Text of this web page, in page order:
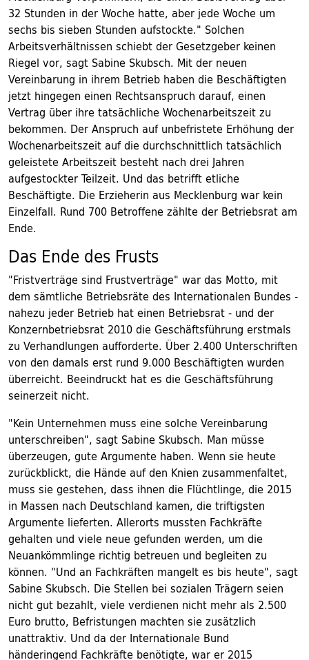
32 Stunden in der Woche hatte, aber jede Woche um
sechs bis sieben Stunden aufstockte." Solchen
Arbeitsverhältnissen schiebt der Gesetzgeber keinen
Riegel vor, sagt Sabine Skubsch. Mit der neuen
Vereinbarung in ihrem Betrieb haben die Beschäftigten
jetzt hingegen einen Rechtsanspruch darauf, einen
Vertrag über ihre tatsächliche Wochenarbeitszeit zu
bekommen. Der Anspruch auf unbefristete Erhöhung der
Wochenarbeitszeit auf die durchschnittlich tatsächlich
geleistete Arbeitszeit besteht nach drei Jahren
aufgestockter Teilzeit. Und das betrifft etliche
Beschäftigte. Die Erzieherin aus Mecklenburg war kein
Einzelfall. Rund 700 Betroffene zählte der Betriebsrat am
Ende.
Das Ende des Frusts
"Fristverträge sind Frustverträge" war das Motto, mit
dem sämtliche Betriebsräte des Internationalen Bundes -
nahezu jeder Betrieb hat einen Betriebsrat - und der
Konzernbetriebsrat 2010 die Geschäftsführung erstmals
zu Verhandlungen aufforderte. Über 2.400 Unterschriften
von den damals erst rund 9.000 Beschäftigten wurden
überreicht. Beeindruckt hat es die Geschäftsführung
seinerzeit nicht.
"Kein Unternehmen muss eine solche Vereinbarung
unterschreiben", sagt Sabine Skubsch. Man müsse
überzeugen, gute Argumente haben. Wenn sie heute
zurückblickt, die Hände auf den Knien zusammenfaltet,
muss sie gestehen, dass ihnen die Flüchtlinge, die 2015
in Massen nach Deutschland kamen, die triftigsten
Argumente lieferten. Allerorts mussten Fachkräfte
gehalten und viele neue gefunden werden, um die
Neuankömmlinge richtig betreuen und begleiten zu
können. "Und an Fachkräften mangelt es bis heute", sagt
Sabine Skubsch. Die Stellen bei sozialen Trägern seien
nicht gut bezahlt, viele verdienen nicht mehr als 2.500
Euro brutto, Befristungen machten sie zusätzlich
unattraktiv. Und da der Internationale Bund
händeringend Fachkräfte benötigte, war er 2015